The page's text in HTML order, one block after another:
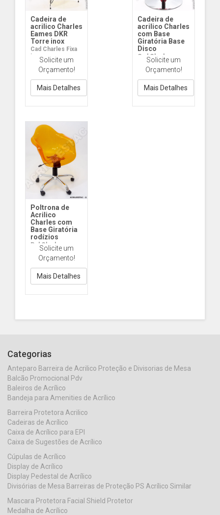
Cadeira de
acrilico Charles
Eames DKR
Torre inox
Cad Charles Fixa
inoxSolicite um
Orçamento!
Mais Detalhes
Cadeira de
acrilico Charles
com Base
Giratória Base
Disco
Cad Charles
Giratória Disco
Solicite um
Orçamento!
Mais Detalhes
Poltrona de
Acrilico
Charles com
Base Giratória
rodízios
Pol Charles
Giratória rodízios
Solicite um
Orçamento!
Mais Detalhes
Categorias
Anteparo Barreira de Acrilico Proteção e Divisorias de Mesa
Balcão Promocional Pdv
Baleiros de Acrílico
Bandeja para Amenities de Acrílico
Barreira Protetora Acrilico
Cadeiras de Acrílico
Caixa de Acrílico para EPI
Caixa de Sugestões de Acrílico
Cúpulas de Acrílico
Display de Acrílico
Display Pedestal de Acrílico
Divisórias de Mesa Barreiras de Proteção PS Acrílico Similar
Mascara Protetora Facial Shield Protetor
Medalha de Acrílico